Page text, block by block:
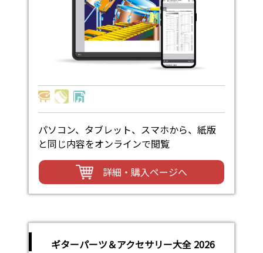
パソコン、タブレット、スマホから、紙版
と同じ内容をオンラインで閲覧
詳細・購入ページへ
ギターパーツ＆アクセサリー大全 2026